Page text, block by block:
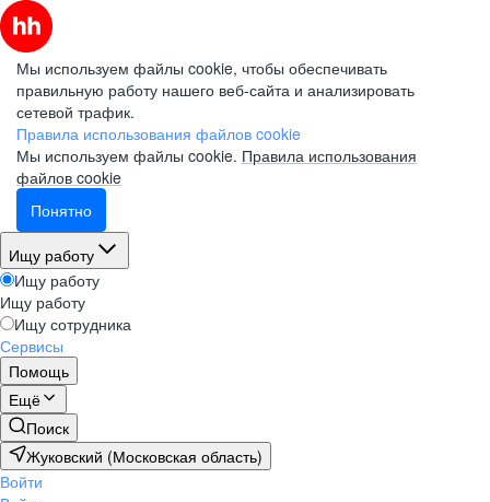
Мы используем файлы cookie, чтобы обеспечивать
правильную работу нашего веб-сайта и анализировать
сетевой трафик.
Правила использования файлов cookie
Мы используем файлы cookie. Правила использования
файлов cookie
Понятно
Ищу работу
Ищу работу
Ищу работу
Ищу сотрудника
Сервисы
Помощь
Ещё
Поиск
Жуковский (Московская область)
Войти